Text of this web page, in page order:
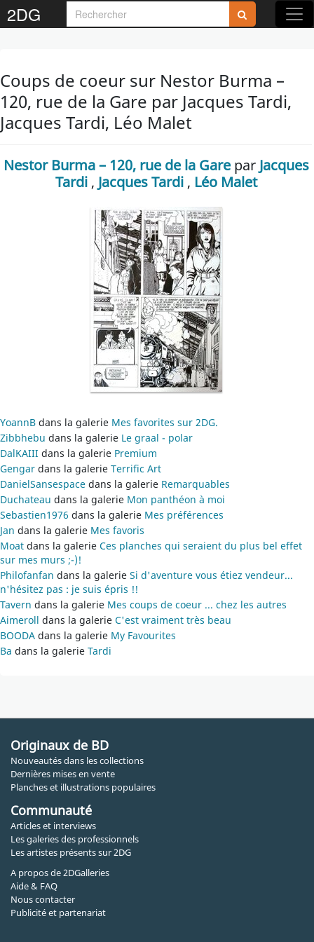
2DG
Coups de coeur sur Nestor Burma –
120, rue de la Gare par Jacques Tardi,
Jacques Tardi, Léo Malet
Nestor Burma – 120, rue de la Garepar Jacques
Tardi, Jacques Tardi, Léo Malet
YoannB dans la galerie Mes favorites sur 2DG.
Zibbhebu dans la galerie Le graal - polar
DalKAIII dans la galerie Premium
Gengar dans la galerie Terrific Art
DanielSansespace dans la galerie Remarquables
Duchateau dans la galerie Mon panthéon à moi
Sebastien1976 dans la galerie Mes préférences
Jan dans la galerie Mes favoris
Moat dans la galerie Ces planches qui seraient du plus bel effet
sur mes murs ;-)!
Philofanfan dans la galerie Si d'aventure vous étiez vendeur...
n'hésitez pas : je suis épris !!
Tavern dans la galerie Mes coups de coeur ... chez les autres
Aimeroll dans la galerie C'est vraiment très beau
BOODA dans la galerie My Favourites
Ba dans la galerie Tardi
Originaux de BD
Nouveautés dans les collections
Dernières mises en vente
Planches et illustrations populaires
Communauté
Articles et interviews
Les galeries des professionnels
Les artistes présents sur 2DG
A propos de 2DGalleries
Aide & FAQ
Nous contacter
Publicité et partenariat